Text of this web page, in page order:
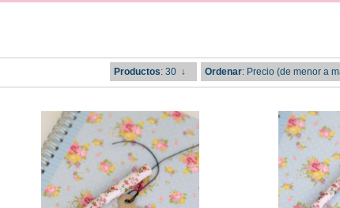
Productos: 30 ↓ Ordenar: Precio (de menor a